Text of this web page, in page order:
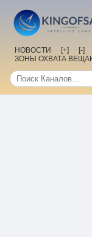
НОВОСТИ [+] [-]
ЗОНЫ ОХВАТА